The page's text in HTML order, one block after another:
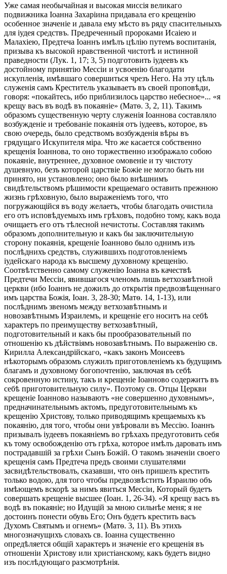
Уже самая необычайная и высокая миссія великаго
подвижника Іоанна Захаріина придавала его крещенію
особенное значеніе и давала ему мѣсто въ ряду спасительныхъ
для іудея средствъ. Предреченный пророками Исаіею и
Малахіею, Предтеча Іоаннъ имѣлъ цѣлію путемъ воспитанія,
призыва къ высокой нравственной чистотѣ и истинной
праведности (Лук. 1, 17; 3, 5) подготовить іудеевъ къ
достойному принятію Мессіи и усвоенію благодати
искупленія, имѣвшаго совершиться чрезъ Него. На эту цѣль
служенія самъ Креститель указываетъ въ своей проповѣди,
говоря: «покайтесь, ибо приблизилось царство небесное»... «я
крещу васъ въ водѣ въ покаяніе» (Матѳ. 3, 2, 11). Такимъ
образомъ существенную черту служенія Іоаннова составляло
возбужденіе и требованіе покаянія отъ іудеевъ, которое, въ
свою очередь, было средствомъ возбужденія вѣры въ
грядущаго Искупителя міра. Что же касается собственно
крещенія Іоаннова, то оно торжественно изображало собою
покаяніе, внутреннее, духовное омовеніе и ту чистоту
душевную, безъ которой царствіе Божіе не могло быть ни
принято, ни установлено; оно было внѣшнимъ
свидѣтельствомъ рѣшимости крещаемаго оставить прежнюю
жизнь грѣховную, было выраженіемъ того, что
погружающійся въ воду желаетъ, чтобы благодать очистила
его отъ исповѣдуемыхъ имъ грѣховъ, подобно тому, какъ вода
очищаетъ его отъ тѣлесной нечистоты. Составляя такимъ
образомъ дополнительную и какъ бы заключительную
сторону покаянія, крещеніе Іоанново было однимъ изъ
послѣднихъ средствъ, служившихъ подготовленіемъ
іудейскаго народа къ высшему духовному крещенію.
Соотвѣтственно самому служенію Іоанна въ качествѣ
Предтечи Мессіи, явившагося членомъ лишь ветхозавѣтной
церкви (ибо Іоаннъ не дожилъ до открытія предвозвѣщеннаго
имъ царства Божія, Іоан. 3, 28-30; Матѳ. 14, 1-13), или
послѣднимъ звеномъ между ветхозавѣтнымъ и
новозавѣтнымъ Израилемъ, и крещеніе его носитъ на себѣ
характеръ по преимуществу ветхозавѣтный,
подготовительный и какъ бы прообразовательный по
отношенію къ дѣйствіямъ новозавѣтнымъ. По выраженію св.
Кирилла Александрійскаго, «какъ законъ Моисеевъ
нѣкоторымъ образомъ служилъ приготовленіемъ къ будущимъ
благамъ и духовному богопочтенію, заключая въ себѣ
сокровенную истину, такъ и крещеніе Іоанново содержитъ въ
себѣ приготовительную силу». Поэтому св. Отцы Церкви
крещеніе Іоанново называютъ «не совершенно духовнымъ»,
предначинательнымъ актомъ, предуготовительнымъ къ
крещенію Христову, только приводящимъ крещаемыхъ къ
покаянію, для того, чтобы они увѣровали въ Мессію. Іоаннъ
призывалъ іудеевъ покаяніемъ во грѣхахъ предуготовить себя
къ тому освобожденію отъ грѣха, которое имѣлъ даровать имъ
пострадавшій за грѣхи Сынъ Божій. О такомъ значеніи своего
крещенія самъ Предтеча предъ своими слушателями
засвидѣтельствовалъ, сказавши, что онъ пришелъ крестить
только водою, для того чтобы предвозвѣстить Израилю объ
имѣющемъ вскорѣ за нимъ явиться Мессіи, Который будетъ
совершать крещеніе высшее (Іоан. 1, 26-34). «Я крещу васъ въ
водѣ въ покаяніе; но Идущій за мною сильнѣе меня; я не
достоинъ понести обувь Его; Онъ будетъ крестить васъ
Духомъ Святымъ и огнемъ» (Матѳ. 3, 11). Въ этихъ
многозначущихъ словахъ св. Іоанна существенно
опредѣляется общій характеръ и значеніе его крещенія въ
отношеніи Христову или христіанскому, какъ будетъ видно
изъ послѣдующаго разсмотрѣнія.